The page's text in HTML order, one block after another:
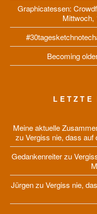
Graphicatessen:
Mittwoch,
Becoming
LETZTE
Meine aktuelle
zuVergiss nie, dass auf
Gedankenreiterzu
JürgenzuVergiss nie,